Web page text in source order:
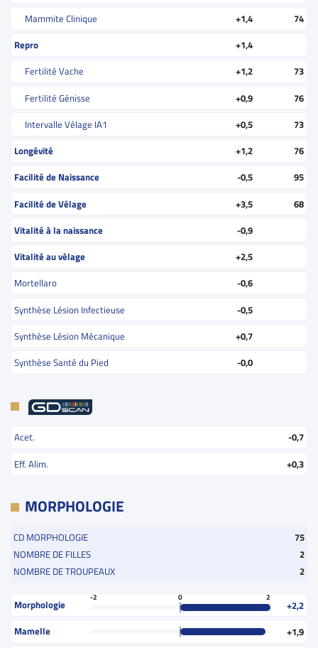
Mammite Clinique +1,4
74
Repro
+1,4
Fertilité Vache
+1,2
73
Fertilité Génisse
+0,9
76
Intervalle Vêlage IA1
+0,5
73
Longévité
+1,2
76
Facilité de Naissance
-0,5
95
Facilité de Vélage
+3,5
68
Vitalité à la naissance
-0,9
Vitalité au vêlage
+2,5
Mortellaro
-0,6
Synthèse Lésion Infectieuse
-0,5
Synthèse Lésion Mécanique
+0,7
Synthèse Santé du Pied
-0,0
Acet.
-0,7
Eff. Alim.
+0,3
MORPHOLOGIE
CD MORPHOLOGIE
75
NOMBRE DE FILLES
2
NOMBRE DE TROUPEAUX
2
Morphologie
-2 0 2
+2,2
Mamelle
+1,9